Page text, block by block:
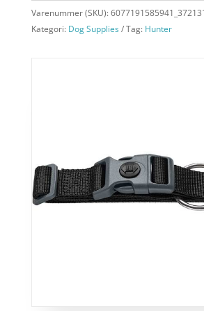
Varenummer (SKU):
Kategori: Dog Supplies Tag: Hunter